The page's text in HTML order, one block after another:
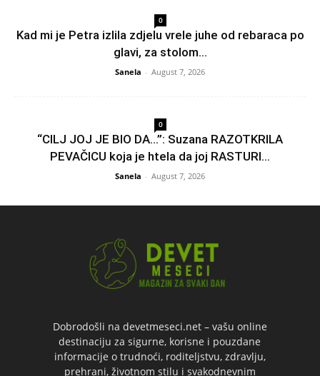
0
Kad mi je Petra izlila zdjelu vrele juhe od rebaraca po
glavi, za stolom...
Sanela - August 7, 2026
0
“CILJ JOJ JE BIO DA…”: Suzana RAZOTKRILA
PEVAČICU koja je htela da joj RASTURI...
Sanela - August 7, 2026
Dobrodošli na devetmeseci.net – vašu online
destinaciju za sigurne, korisne i pouzdane
informacije o trudnoći, roditeljstvu, zdravlju,
prehrani, životnom stilu i svakodnevnim